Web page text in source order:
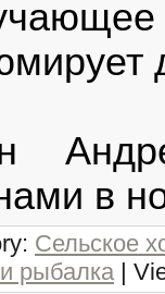
в
Сельское
рыбалка |